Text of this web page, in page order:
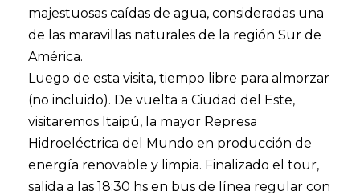
majestuosas caídas de agua, consideradas una
de las maravillas naturales de la región Sur de
América.
Luego de esta visita, tiempo libre para almorzar
(no incluido). De vuelta a Ciudad del Este,
visitaremos Itaipú, la mayor Represa
Hidroeléctrica del Mundo en producción de
energía renovable y limpia. Finalizado el tour,
salida a las 18:30 hs en bus de línea regular con